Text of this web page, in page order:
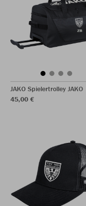
JAKO Spielertrolley JAKO
45,00 €